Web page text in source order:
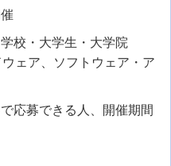
校・⼤学⽣・⼤学院
ェア、ソフトウェア・ア
応募できる人、開催期間